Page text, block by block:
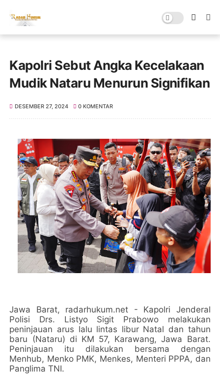
Kapolri Sebut Angka Kecelakaan
Mudik Nataru Menurun Signifikan
DESEMBER 27, 2024 0 KOMENTAR
Jawa Barat, radarhukum.net - Kapolri Jenderal
Polisi Drs. Listyo Sigit Prabowo melakukan
peninjauan arus lalu lintas libur Natal dan tahun
baru (Nataru) di KM 57, Karawang, Jawa Barat.
Peninjauan itu dilakukan bersama dengan
Menhub, Menko PMK, Menkes, Menteri PPPA, dan
Panglima TNI.